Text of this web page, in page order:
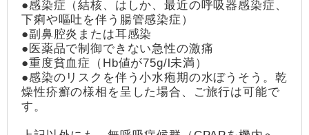
●感染症（結核、はしか、最近の呼吸器感染症、
下痢や嘔吐を伴う腸管感染症）
●副鼻腔炎または耳感染
●医薬品で制御できない急性の激痛
●重度貧血症（Hb値が75g/l未満）
●感染のリスクを伴う小水疱期の水ぼうそう。乾
燥性疥癬の様相を呈した場合、ご旅行は可能で
す。